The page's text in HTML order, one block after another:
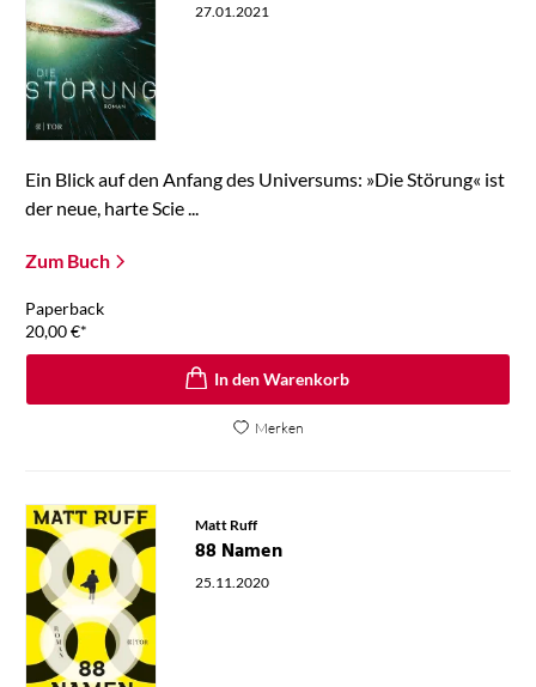
27.01.2021
Ein Blick auf den Anfang des Universums: »Die Störung« ist
der neue, harte Scie ...
Zum Buch
Paperback
20,00€*
In den Warenkorb
Merken
Matt Ruff
88 Namen
25.11.2020